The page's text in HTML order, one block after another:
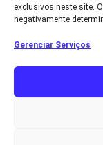
exclusivos neste site.
negativamente
Gerenciar Serviços